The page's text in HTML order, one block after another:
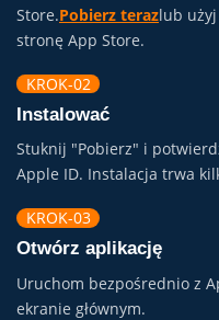
Store.Pobierz terazlub
stronę App Store.
KROK-02
Instalować
Stuknij "Pobierz" i
Apple ID. Instalacja trwa
KROK-03
Otwórz aplikację
Uruchom bezpośrednio z
ekranie głównym.